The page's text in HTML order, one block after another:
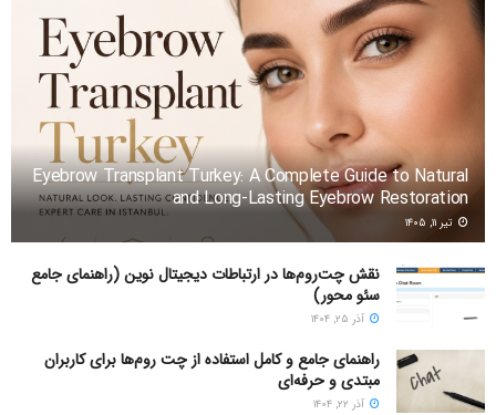
بسیاری از مصالح به کار رفته می‌توانند دوباره به طبیعت بازگردند.
این رویکرد به کاهش زباله‌های ساختمانی و اثرات زیست‌محیطی
کمک می‌کند و با در نظر داشتن ذات جداسازی و بازیافت در آینده
طراحی شده است.
Eyebrow Transplant Turkey: A Complete Guide to Natural
and Long-Lasting Eyebrow Restoration
تیر ۱۱, ۱۴۰۵
نقش چت‌روم‌ها در ارتباطات دیجیتال نوین (راهنمای جامع
سئو محور)
آذر ۲۵, ۱۴۰۴
راهنمای جامع و کامل استفاده از چت روم‌ها برای کاربران
مبتدی و حرفه‌ای
آذر ۲۲, ۱۴۰۴